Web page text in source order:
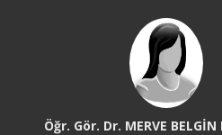
Öğr. Gör. Dr. MERVE BELGİN